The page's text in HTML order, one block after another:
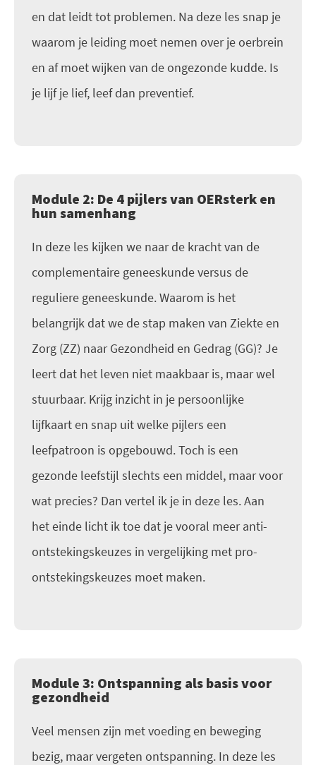
en dat leidt tot problemen. Na deze les snap je
waarom je leiding moet nemen over je oerbrein
en af moet wijken van de ongezonde kudde. Is
je lijf je lief, leef dan preventief.
Module 2: De 4 pijlers van OERsterk en
hun samenhang
In deze les kijken we naar de kracht van de
complementaire geneeskunde versus de
reguliere geneeskunde. Waarom is het
belangrijk dat we de stap maken van Ziekte en
Zorg (ZZ) naar Gezondheid en Gedrag (GG)? Je
leert dat het leven niet maakbaar is, maar wel
stuurbaar. Krijg inzicht in je persoonlijke
lijfkaart en snap uit welke pijlers een
leefpatroon is opgebouwd. Toch is een
gezonde leefstijl slechts een middel, maar voor
wat precies? Dan vertel ik je in deze les. Aan
het einde licht ik toe dat je vooral meer anti-
ontstekingskeuzes in vergelijking met pro-
ontstekingskeuzes moet maken.
Module 3: Ontspanning als basis voor
gezondheid
Veel mensen zijn met voeding en beweging
bezig, maar vergeten ontspanning. In deze les